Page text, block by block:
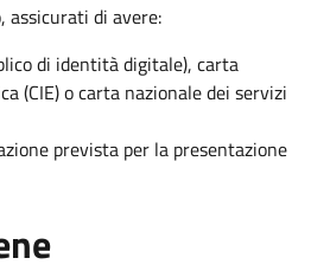
assicurati di avere:
di identità digitale), carta
(CIE) o carta nazionale dei servizi
prevista per la presentazione